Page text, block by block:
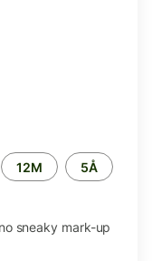
12M 5Å
sneaky mark-up